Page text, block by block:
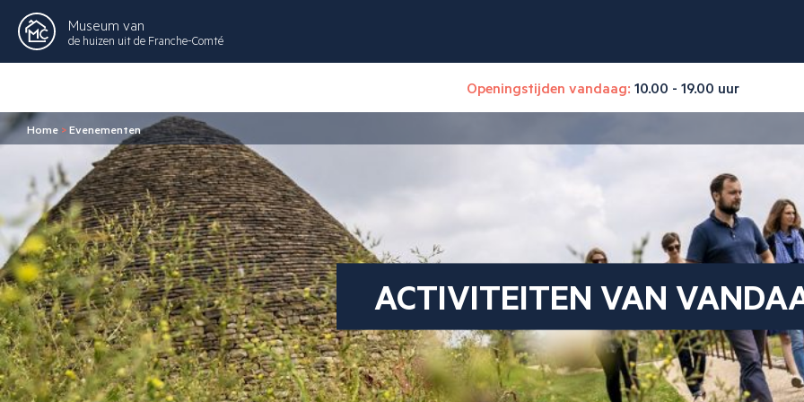
Museum van
de huizen uit de Franche-Comté
Openingstijden vandaag: 10.00 - 19.00 uur
Home >Evenementen
ACTIVITEITEN VAN